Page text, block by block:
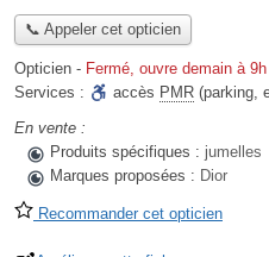
📞 Appeler cet opticien
Opticien - Fermé, ouvre demain à 9h
Services :
accès PMR (parking,
En vente :
Produits spécifiques : jumelles
Marques proposées : Dior
Recommander cet opticien